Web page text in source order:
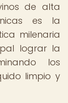
de alta
es la
milenaria
lograr la
los
limpio y